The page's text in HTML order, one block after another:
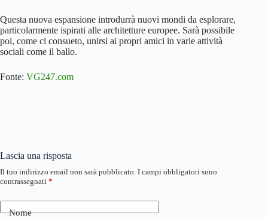
Questa nuova espansione introdurrà nuovi mondi da esplorare,
particolarmente ispirati alle architetture europee. Sarà possibile
poi, come ci consueto, unirsi ai propri amici in varie attività
sociali come il ballo.
Fonte: VG247.com
Lascia una risposta
Il tuo indirizzo email non sarà pubblicato. I campi obbligatori sono
contrassegnati *
Nome